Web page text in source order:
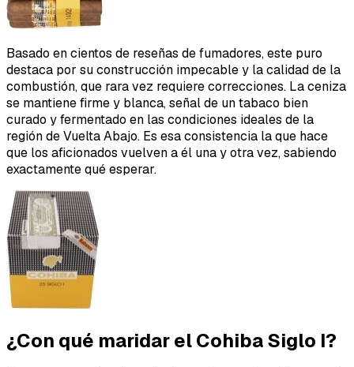
Basado en cientos de reseñas de fumadores, este puro
destaca por su construcción impecable y la calidad de la
combustión, que rara vez requiere correcciones. La ceniza
se mantiene firme y blanca, señal de un tabaco bien
curado y fermentado en las condiciones ideales de la
región de Vuelta Abajo. Es esa consistencia la que hace
que los aficionados vuelven a él una y otra vez, sabiendo
exactamente qué esperar.
¿Con qué maridar el Cohiba Siglo I?